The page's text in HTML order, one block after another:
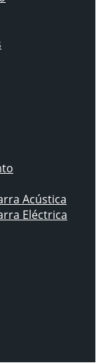
Acústica
Eléctrica